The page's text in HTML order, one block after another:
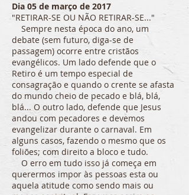
Dia 05 de março de 2017
"RETIRAR-SE OU NÃO RETIRAR-SE..."
Sempre nesta época do ano, um
debate (sem futuro, diga-se de
passagem) ocorre entre cristãos
evangélicos. Um lado defende que o
Retiro é um tempo especial de
consagração e quando o crente se afasta
do mundo cheio de pecado e blá, blá,
blá... O outro lado, defende que Jesus
andou com pecadores e devemos
evangelizar durante o carnaval. Em
alguns casos, fazendo o mesmo que os
foliões; com direito a bloco e tudo.
O erro em tudo isso já começa em
querermos impor às pessoas esta ou
aquela atitude como sendo mais ou